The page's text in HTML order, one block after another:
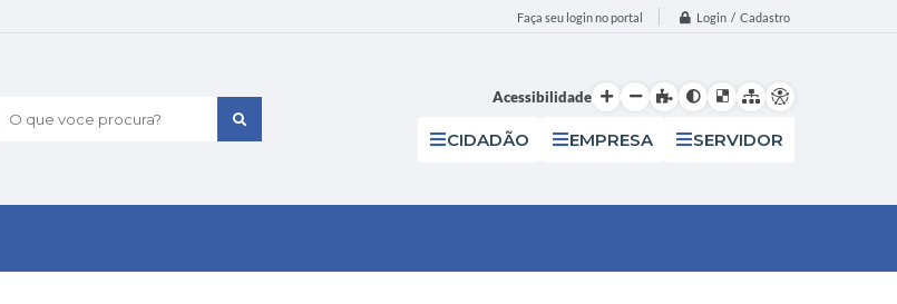
Faça seu login no portal Login / Cadastro
O que voce procura?
Acessibilidade
CIDADÃO EMPRESA SERVIDOR